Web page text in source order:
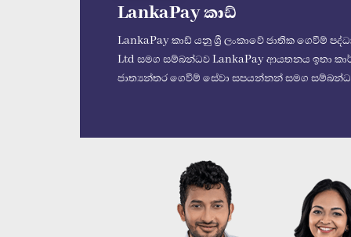
LankaPay කාඩ්
LankaPay කාඩ් යනු ශ්‍රී ලංකාවේ ජාතික ගෙවීම්
Ltd සමග සම්බන්ධව LankaPay ආයතනය ඉතා
ජාත්‍යන්තර ගෙවීම් සේවා සපයන්නන් සමග